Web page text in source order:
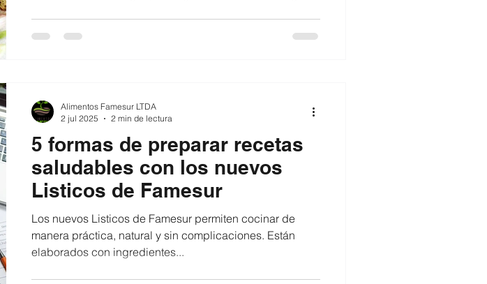
qué beneficios aportan los vegetales y cómo sumarlos a
5 formas de preparar recetas
saludables con los nuevos
Listicos de Famesur
Los nuevos Listicos de Famesur permiten cocinar de
manera práctica, natural y sin complicaciones. Están
elaborados con ingredientes...
Alimentos Famesur LTDA
2 jul 2025
2 min de lectura